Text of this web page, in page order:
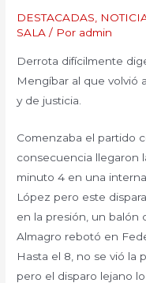
DESTACADAS
SALA / Por admin
Derrota difícilmente
Mengíbar al que volvió
y de justicia.
Comenzaba el partido
consecuencia llegaron
minuto 4 en una
López pero este
en la presión, un balón
Almagro rebotó en
Hasta el 8, no se vió la
pero el disparo lejano